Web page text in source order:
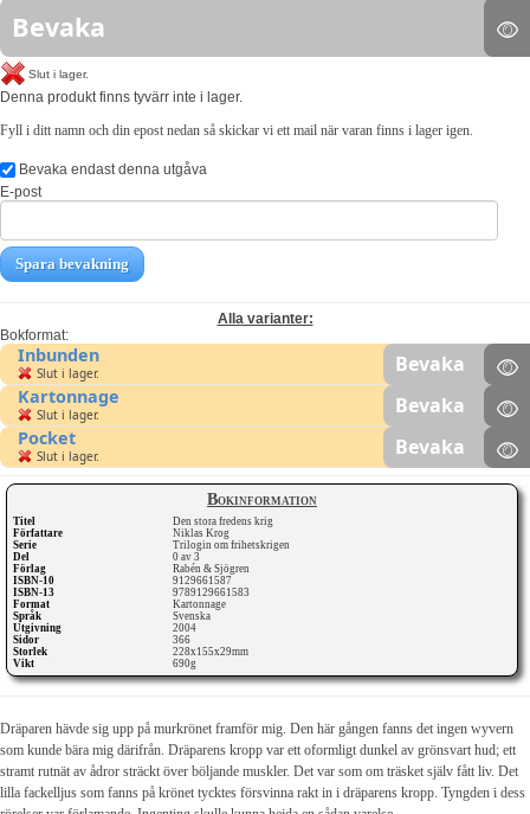
Bokinformation
Titel
Den stora fredens krig
Författare
Niklas Krog
Serie
Trilogin om frihetskrigen
Del
0 av 3
Förlag
Rabén & Sjögren
ISBN-10
9129661587
ISBN-13
9789129661583
Format
Kartonnage
Språk
Svenska
Utgivning
2004
Sidor
366
Storlek
228x155x29mm
Vikt
690g
Bevaka
Slut i lager.
Denna produkt finns tyvärr inte i lager.
Fyll i ditt namn och din epost nedan så skickar vi ett mail när varan finns i lager igen.
Bevaka endast denna utgåva
E-post
Spara bevakning
Alla varianter:
Bokformat:
Inbunden
Slut i lager. Bevaka
Kartonnage
Slut i lager. Bevaka
Pocket
Slut i lager. Bevaka
Dräparen hävde sig upp på murkrönet framför mig. Den här gången fanns det ingen wyvern
som kunde bära mig därifrån. Dräparens kropp var ett oformligt dunkel av grönsvart hud; ett
stramt rutnät av ådror sträckt över böljande muskler. Det var som om träsket själv fått liv. Det
lilla fackelljus som fanns på krönet tycktes försvinna rakt in i dräparens kropp. Tyngden i dess